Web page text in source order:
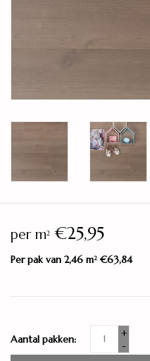
per m2 €25,95
Per pak van 2,46 m2 €63,84
Aantal pakken:
+
-